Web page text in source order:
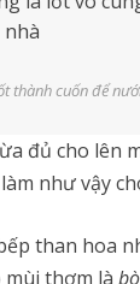
thành cuốn để
đủ cho lên
như vậy
than hoa
mùi thơm là